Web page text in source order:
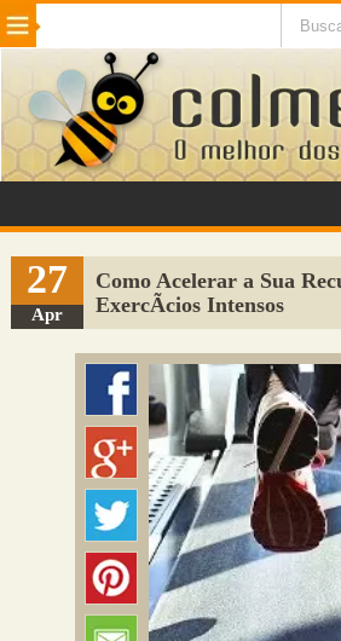
Beleza Cinema e TV
Internet Jogos NotÃ­cias
VeÃ­culos Adulto
Sugerir Link
Adicionar Blog
Colmeia Exchange
Perguntas Frequentes
27
Apr
Como Acelerar a Sua
ExercÃ­cios Intensos